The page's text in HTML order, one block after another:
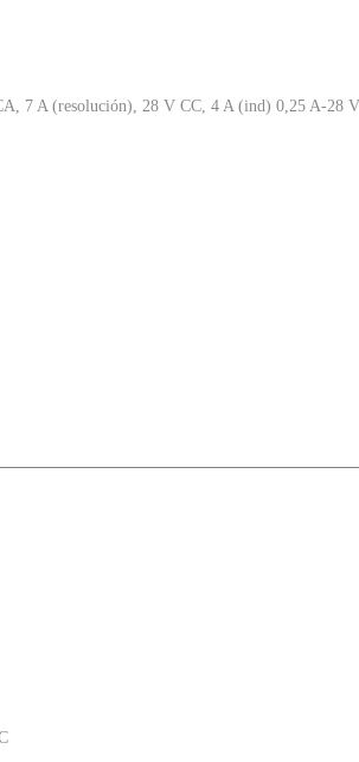
7 A (resolución), 28 V CC, 4 A (ind) 0,25 A-28